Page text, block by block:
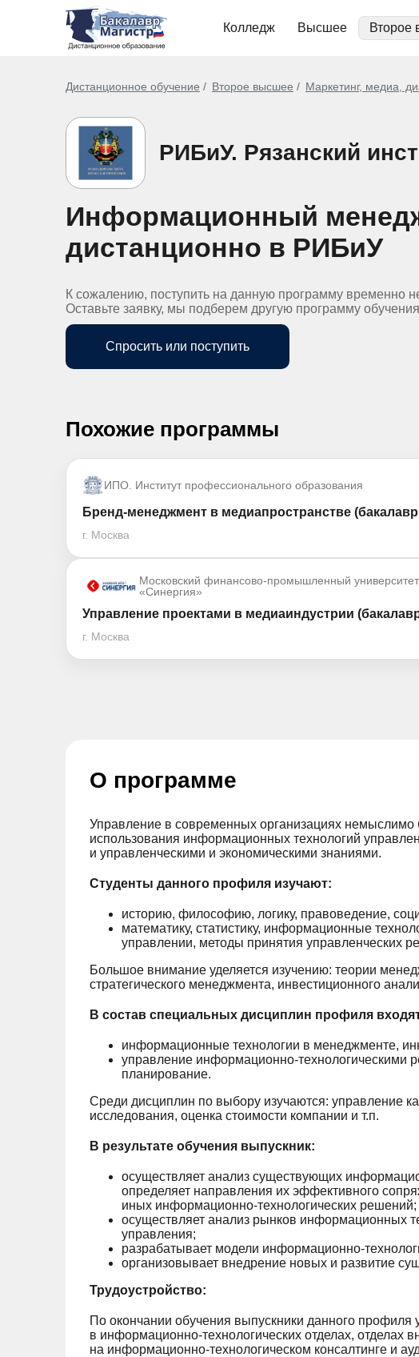
Колледж Высшее Второе
Дистанционное обучение Второе высшее Маркетинг, медиа,
РИБиУ. Рязанский
Информационный
дистанционно в РИБиУ
К сожалению, поступить на данную программу временно
Оставьте заявку, мы подберем другую программу обучения
Спросить или поступить
Похожие программы
ИПО. Институт профессионального образования
Бренд-менеджмент в медиапространстве
г. Москва
Московский финансово-промышленный университет
«Синергия»
Управление проектами в медиаиндустрии
г. Москва
О программе
Управление в современных организациях
использования информационных технологий
и управленческими и экономическими знаниями.
Студенты данного профиля изучают:
историю, философию, логику, правоведение,
математику, статистику, информационные
управлении, методы принятия управленческих
Большое внимание уделяется изучению: теории
стратегического менеджмента, инвестиционного
В состав специальных дисциплин профиля
информационные технологии в менеджменте,
управление информационно-технологическими
планирование.
Среди дисциплин по выбору изучаются: управление
исследования, оценка стоимости компании и т.п.
В результате обучения выпускник:
осуществляет анализ существующих
определяет направления их эффективного
иных информационно-технологических решений;
осуществляет анализ рынков информационных
управления;
разрабатывает модели информационно-
организовывает внедрение новых и развитие
Трудоустройство:
По окончании обучения выпускники данного
в информационно-технологических отделах, отделах
на информационно-технологическом консалтинге и